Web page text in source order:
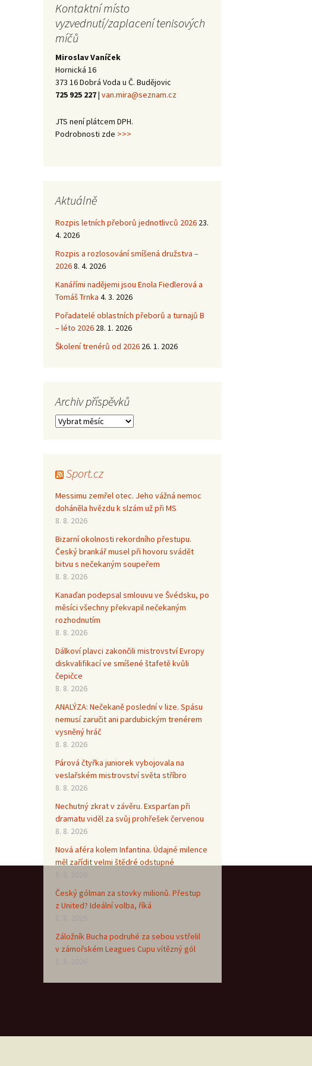
Halové oblastní
přebory 2016/17 –
vítězové
Halové oblastní
přebory 2015/16 –
vítězové
Kanáří naděje 2014
Halové oblastní
vítězové
2014
Kanáří naděje 2013
Valná hromada JčTS
2014
Školení trenérů 3.
třídy 2012
Mezinárodní
trojutkání mládeže –
2012
Kontaktní místo
vyzvednutí/zaplacení tenisových
míčů
Miroslav Vaníček
Hornická 16
373 16 Dobrá Voda u Č. Budějovic
725 925 227| van.mira@seznam.cz
JTS není plátcem DPH.
Podrobnosti zde >>>
Aktuálně
Rozpis letních přeborů jednotlivců 2026 23.
4. 2026
Rozpis a rozlosování smíšená družstva –
20268. 4. 2026
Kanářími nadějemi jsou Enola Fiedlerová a
Tomáš Trnka 4. 3. 2026
Pořadatelé oblastních přeborů a turnajů B
– léto 2026 28. 1. 2026
Školení trenérů od 2026 26. 1. 2026
Archiv příspěvků
Archiv
Sport.cz
Messimu zemřel otec. Jeho vážná nemoc
doháněla hvězdu k slzám už při MS
8. 8. 2026
Bizarní okolnosti rekordního přestupu.
Český brankář musel při hovoru svádět
bitvu s nečekaným soupeřem
8. 8. 2026
Kanaďan podepsal smlouvu ve Švédsku, po
měsíci všechny překvapil nečekaným
rozhodnutím
8. 8. 2026
Dálkoví plavci zakončili mistrovství Evropy
diskvalifikací ve smíšené štafetě kvůli
čepičce
8. 8. 2026
ANALÝZA: Nečekaně poslední v lize. Spásu
nemusí zaručit ani pardubickým trenérem
vysněný hráč
8. 8. 2026
Párová čtyřka juniorek vybojovala na
veslařském mistrovství světa stříbro
8. 8. 2026
Nechutný zkrat v závěru. Exsparťan při
dramatu viděl za svůj prohřešek červenou
8. 8. 2026
Nová aféra kolem Infantina. Údajné milence
měl zařídit velmi štědré odstupné
Český gólman za stovky milionů. Přestup
z United? Ideální volba, říká
Záložník Bucha podruhé za sebou vstřelil
v zámořském Leagues Cupu vítězný gól